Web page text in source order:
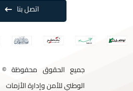
اتصل بنا
الوطني للأمن وإدارة الأزمات